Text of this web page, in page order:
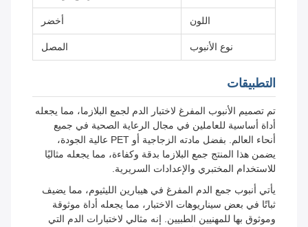
اللون أخضر
نوع الأنبوب المصل
التطبيقات
تم تصميم الأنبوب المفرغ لاختبار الدم لجمع البلازما، مما يجعله
أداة أساسية للعاملين في مجال الرعاية الصحية في جميع
أنحاء العالم. بفضل مادته الزجاجية أو PET عالية الجودة،
يضمن هذا المنتج جمع البلازما بدقة وكفاءة، مما يجعله مثاليًا
للاستخدام المختبري والإعدادات السريرية.
يأتي أنبوب جمع الدم المفرغ في هيبارين الليثيوم، مما يضيف
ثباتًا في بعض سيناريوهات الاختبار، مما يجعله أداة موثوقة
وموثوق بها للمهنيين الطبيين. إنه مثالي لاختبارات الدم التي